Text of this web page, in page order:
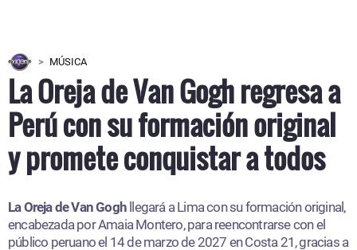
MÚSICA
La Oreja de Van Gogh regresa a
Perú con su formación original
y promete conquistar a todos
La Oreja de Van Gogh llegará a Lima con su formación original,
encabezada por Amaia Montero, para reencontrarse con el
público peruano el 14 de marzo de 2027 en Costa 21, gracias a